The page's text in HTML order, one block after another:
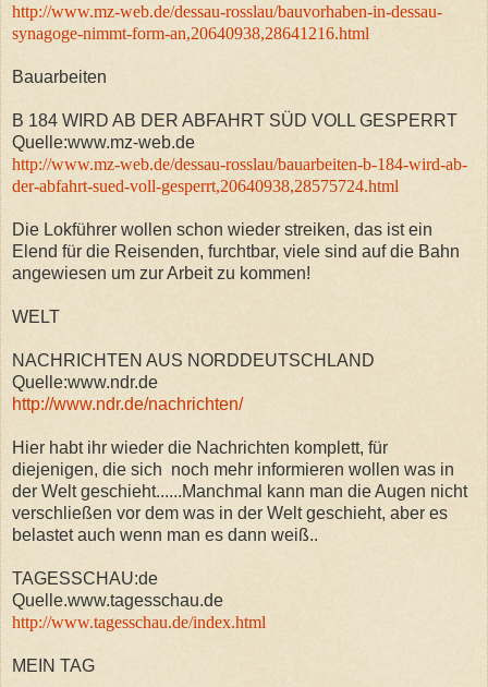
http://www.mz-web.de/dessau-rosslau/bauvorhaben-in-dessau-
synagoge-nimmt-form-an,20640938,28641216.html
Bauarbeiten
B 184 WIRD AB DER ABFAHRT SÜD VOLL GESPERRT
Quelle:www.mz-web.de
http://www.mz-web.de/dessau-rosslau/bauarbeiten-b-184-wird-ab-
der-abfahrt-sued-voll-gesperrt,20640938,28575724.html
Die Lokführer wollen schon wieder streiken, das ist ein
Elend für die Reisenden, furchtbar, viele sind auf die Bahn
angewiesen um zur Arbeit zu kommen!
WELT
NACHRICHTEN AUS NORDDEUTSCHLAND
Quelle:www.ndr.de
http://www.ndr.de/nachrichten/
Hier habt ihr wieder die Nachrichten komplett, für
diejenigen, die sich noch mehr informieren wollen was in
der Welt geschieht......Manchmal kann man die Augen nicht
verschließen vor dem was in der Welt geschieht, aber es
belastet auch wenn man es dann weiß..
TAGESSCHAU:de
Quelle.www.tagesschau.de
http://www.tagesschau.de/index.html
MEIN TAG